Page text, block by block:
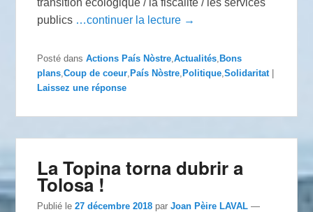
transition écologique / la fiscalité / les services
publics …continuer la lecture →
Posté dans Actions País Nòstre ,Actualités Bons
plans ,Coup de coeur País Nòstre Politique ,Solidaritat
Laissez une réponse
La Topina torna dubrir a
Tolosa !
Publié le27 décembre 2018 parJoan Pèire LAVAL —